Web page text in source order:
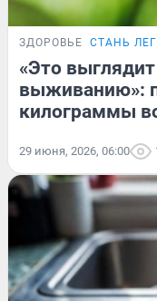
ЗДОРОВЬЕ СТАНЬ
«Это
выживанию»:
килограммы
29 июня, 2026, 06:00